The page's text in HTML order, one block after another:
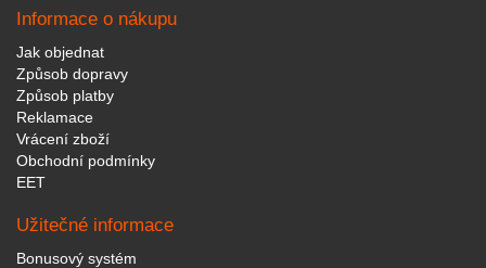
Informace o nákupu
Jak objednat
Způsob dopravy
Způsob platby
Reklamace
Vrácení zboží
Obchodní podmínky
EET
Užitečné informace
Bonusový systém